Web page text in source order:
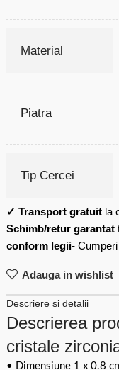
Material
Piatra
Tip Cercei
✓ Transport gratuit la
Schimb/retur garantat
conform legii-
Adauga in wishlist
Descriere si detalii
Descrierea
cristale
• Dimensiune 1 x 0.8